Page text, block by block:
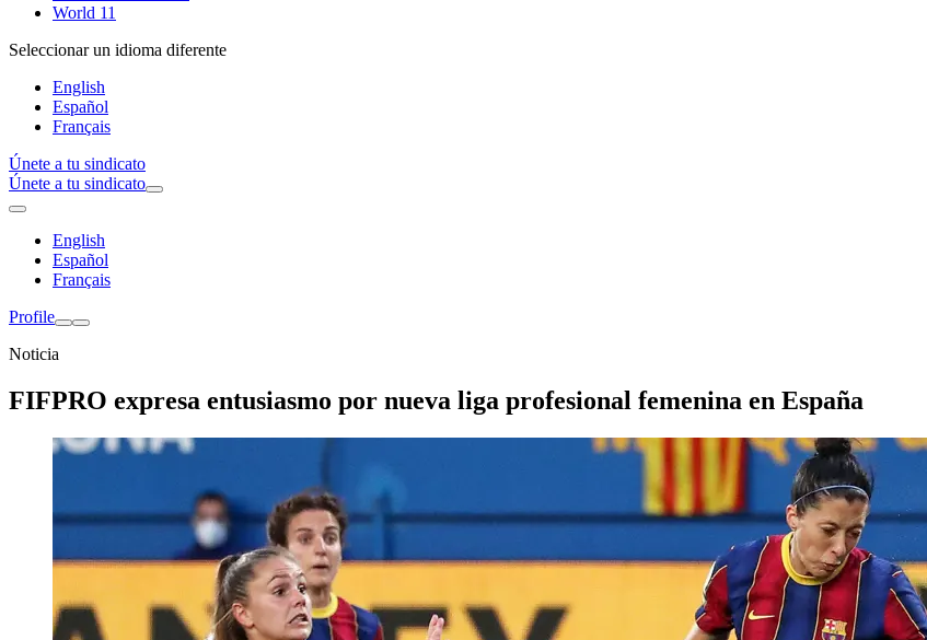
World 11
Seleccionar un idioma diferente
English
Español
Français
Únete a tu sindicato
Únete a tu sindicato
English
Español
Français
Profile
Noticia
FIFPRO expresa entusiasmo por nueva liga profesional femenina en España